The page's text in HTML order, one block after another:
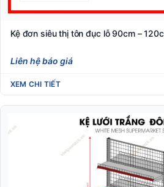
Liên hệ báo giá
XEM CHI TIẾT